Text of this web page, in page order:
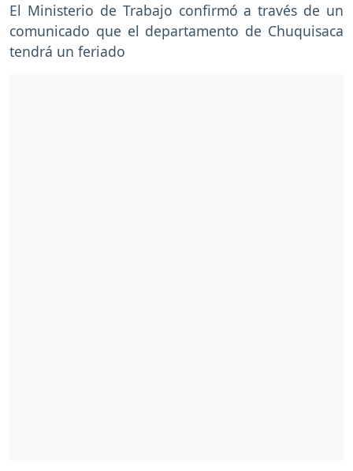
El Ministerio de Trabajo confirmó a través de un
comunicado que el departamento de Chuquisaca
tendrá un feriado